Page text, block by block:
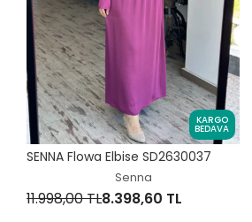
KARGO
BEDAVA
SENNA Flowa Elbise SD2630037
Senna
11.998,00 TL8.398,60 TL